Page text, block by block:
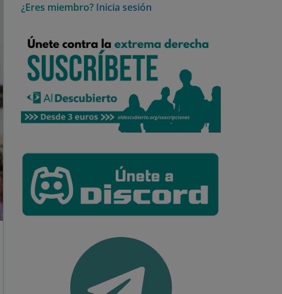
¿Eres miembro? Inicia sesión